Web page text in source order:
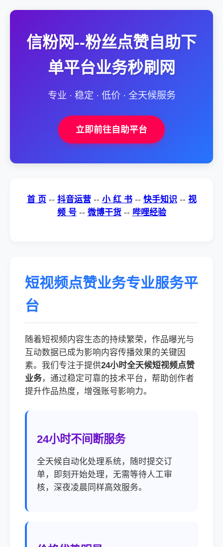
信粉网--粉丝点赞自助下
单平台业务秒刷网
专业 · 稳定 · 低价 · 全天候服务
立即前往自助平台
首 页 -- 抖音运营 -- 小 红 书 -- 快手知识 -- 视
频 号 -- 微博干货 -- 哔哩经验
短视频点赞业务专业服务平
台
随着短视频内容生态的持续繁荣，作品曝光与
互动数据已成为影响内容传播效果的关键因
素。我们专注于提供24小时全天候短视频点赞
业务，通过稳定可靠的技术平台，帮助创作者
提升作品热度，增强账号影响力。
24小时不间断服务
全天候自动化处理系统，随时提交订
单，即刻开始处理，无需等待人工审
核，深夜凌晨同样高效服务。